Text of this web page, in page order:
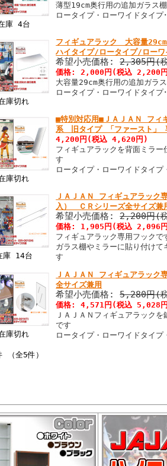
庫 4台
薄型19cm奥行用の追加ガラス
ロータイプ・ローワイドタイ
庫切れ
フィギュアラック 大容量
ハイタイプ/ロータイプ/ローワ
希望小売価格:2,305円(
価格:2,000円 (税込 2,200
大容量29cm奥行用の追加ガラ
ロータイプ・ローワイドタイ
庫切れ
■特別対応用■ＪＡＪＡＮ フ
系 旧タイプ 「ファースト」
4,200円 (税込 4,620円)
フィギュアラックを背面ミラ
す
ロータイプ・ローワイドタイ
庫 14台
ＪＡＪＡＮ フィギュアラッ
入） ＣＲシリーズ全サイズ兼
希望小売価格:2,200円(
価格: 1,905円 (税込 2,096
フィギュアラック専用フックで
ガラス棚やミラーに貼り付けて
す
庫切れ
ＪＡＪＡＮ フィギュアラッ
全サイズ兼用
希望小売価格:5,280円(
価格:4,571円 (税込 5,028
ＪＡＪＡＮフィギュアラック
です
ロータイプ・ローワイドタイ
（全5件）